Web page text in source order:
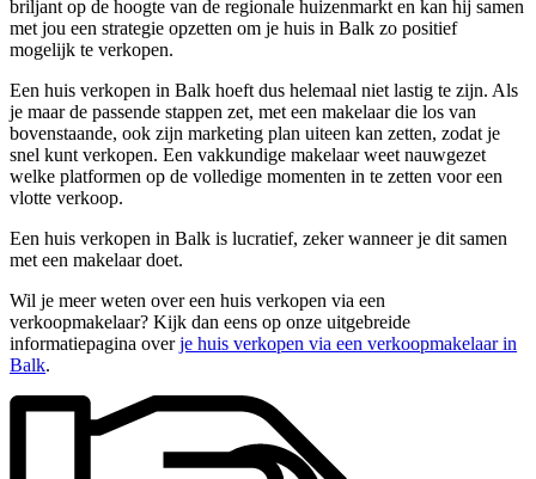
briljant op de hoogte van de regionale huizenmarkt en kan hij samen
met jou een strategie opzetten om je huis in Balk zo positief
mogelijk te verkopen.
Een huis verkopen in Balk hoeft dus helemaal niet lastig te zijn. Als
je maar de passende stappen zet, met een makelaar die los van
bovenstaande, ook zijn marketing plan uiteen kan zetten, zodat je
snel kunt verkopen. Een vakkundige makelaar weet nauwgezet
welke platformen op de volledige momenten in te zetten voor een
vlotte verkoop.
Een huis verkopen in Balk is lucratief, zeker wanneer je dit samen
met een makelaar doet.
Wil je meer weten over een huis verkopen via een
verkoopmakelaar? Kijk dan eens op onze uitgebreide
informatiepagina overje huis verkopen via een verkoopmakelaar in
Balk.